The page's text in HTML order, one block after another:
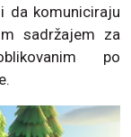
da komuniciraju
sadržajem za
po